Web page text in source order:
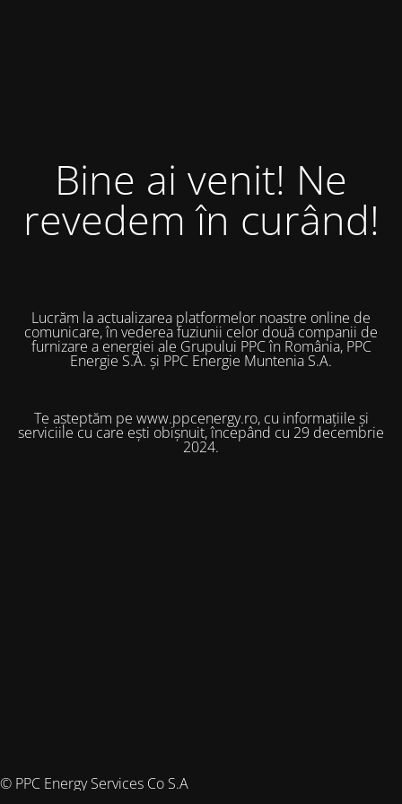
Bine ai venit! Ne
revedem în curând!
Lucrăm la actualizarea platformelor noastre online de
comunicare, în vederea fuziunii celor două companii de
furnizare a energiei ale Grupului PPC în România, PPC
Energie S.A. și PPC Energie Muntenia S.A.
Te așteptăm pe www.ppcenergy.ro, cu informațiile și
serviciile cu care ești obișnuit, începând cu 29 decembrie
2024.
© PPC Energy Services Co S.A